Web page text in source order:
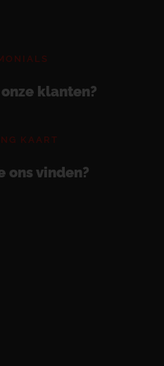
klanten?
KAART
ons vinden?